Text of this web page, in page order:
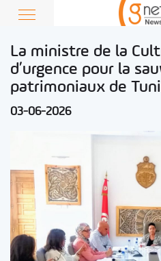
La ministre de la
d’urgence pour la
patrimoniaux de
03-06-2026